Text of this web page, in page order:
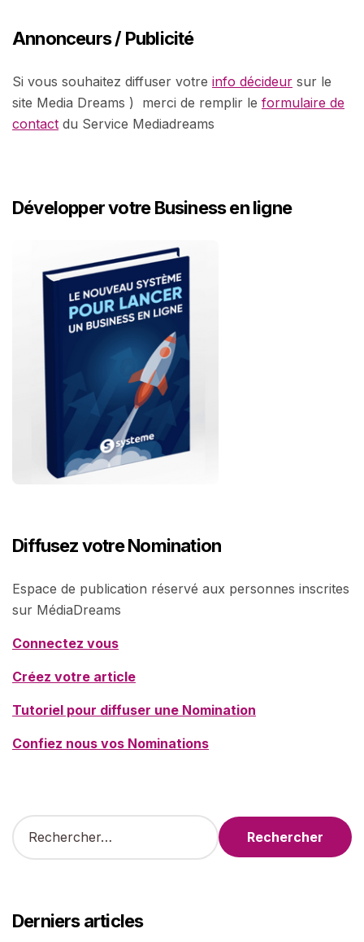
Annonceurs / Publicité
Si vous souhaitez diffuser votre info décideur sur le
site Media Dreams ) merci de remplir le formulaire de
contact du Service Mediadreams
Développer votre Business en ligne
Diffusez votre Nomination
Espace de publication réservé aux personnes inscrites
sur MédiaDreams
Connectez vous
Créez votre article
Tutoriel pour diffuser une Nomination
Confiez nous vos Nominations
R
e
r
c
Derniers articles